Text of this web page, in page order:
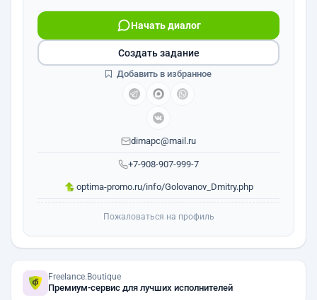
+7-908-907-999-7
Начать диалог
dimapc@mail.ru
optima-promo.ru/info/Golovanov_Dmitry.php
Создать задание
Добавить в избранное
Пожаловаться на профиль
Freelance.Boutique
Премиум-сервис для лучших исполнителей